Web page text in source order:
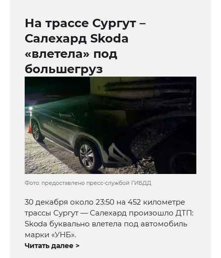
На трассе Сургут –
Салехард Skoda
«влетела» под
большегруз
Фото: предоставлено пресс-службой ГИБДД
30 декабря около 23:50 на 452 километре
трассы Сургут — Салехард произошло ДТП:
Skoda буквально влетела под автомобиль
марки «УНБ».
Читать далее >